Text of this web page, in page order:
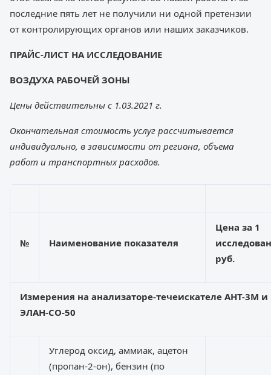
последние пять лет не получили ни одной претензии
от контролирующих органов или наших заказчиков.
ПРАЙС-ЛИСТ НА ИССЛЕДОВАНИЕ
ВОЗДУХА РАБОЧЕЙ ЗОНЫ
Цены действительны с 1.03.2021 г.
Окончательная стоимость услуг рассчитывается
индивидуально, в зависимости от региона, объема
работ и транспортных расходов.
№ Наименование показателя
Цена за 1
руб.
Измерения на анализаторе-течеискателе АНТ-3М и
ЭЛАН-СО-50
Углерод оксид, аммиак, ацетон
(пропан-2-он), бензин (по